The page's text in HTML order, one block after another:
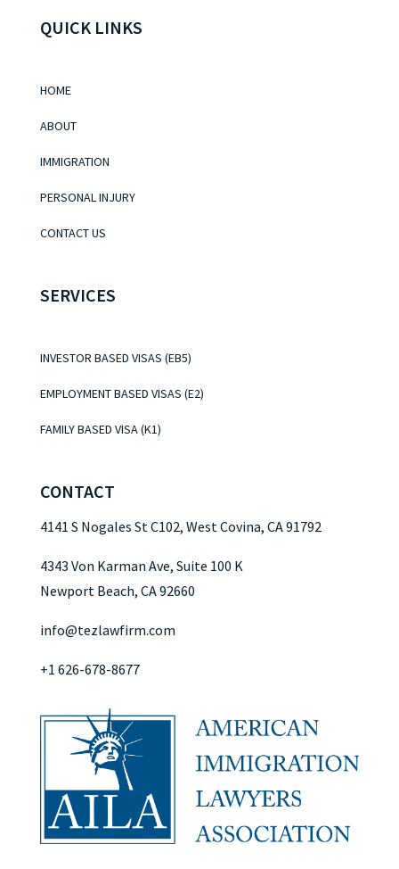
QUICK LINKS
HOME
ABOUT
IMMIGRATION
PERSONAL INJURY
CONTACT US
SERVICES
INVESTOR BASED VISAS (EB5)
EMPLOYMENT BASED VISAS (E2)
FAMILY BASED VISA (K1)
CONTACT
4141 S Nogales St C102, West Covina, CA 91792
4343 Von Karman Ave, Suite 100 K
Newport Beach, CA 92660
info@tezlawfirm.com
+1 626-678-8677